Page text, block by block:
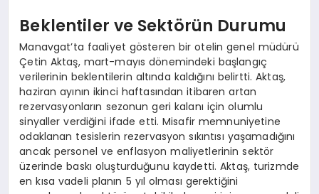
Beklentiler ve Sektörün Durumu
Manavgat’ta faaliyet gösteren bir otelin genel müdürü
Çetin Aktaş, mart-mayıs dönemindeki başlangıç
verilerinin beklentilerin altında kaldığını belirtti. Aktaş,
haziran ayının ikinci haftasından itibaren artan
rezervasyonların sezonun geri kalanı için olumlu
sinyaller verdiğini ifade etti. Misafir memnuniyetine
odaklanan tesislerin rezervasyon sıkıntısı yaşamadığını
ancak personel ve enflasyon maliyetlerinin sektör
üzerinde baskı oluşturduğunu kaydetti. Aktaş, turizmde
en kısa vadeli planın 5 yıl olması gerektiğini